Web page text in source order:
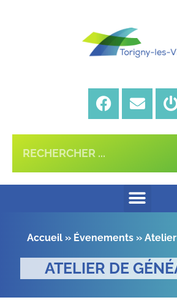
Accueil » Évenements »
ATELIER DE